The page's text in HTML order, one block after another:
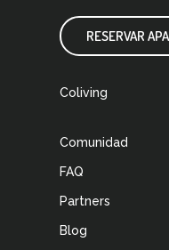
RESERVAR
Coliving
Comunidad
FAQ
Partners
Blog